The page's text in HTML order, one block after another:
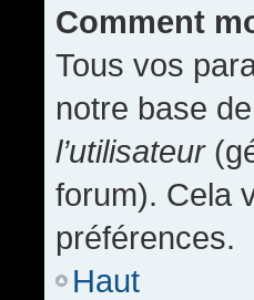
Comment
Tous vos
notre base
l’utilisateur
forum). Cela
préférences.
Haut